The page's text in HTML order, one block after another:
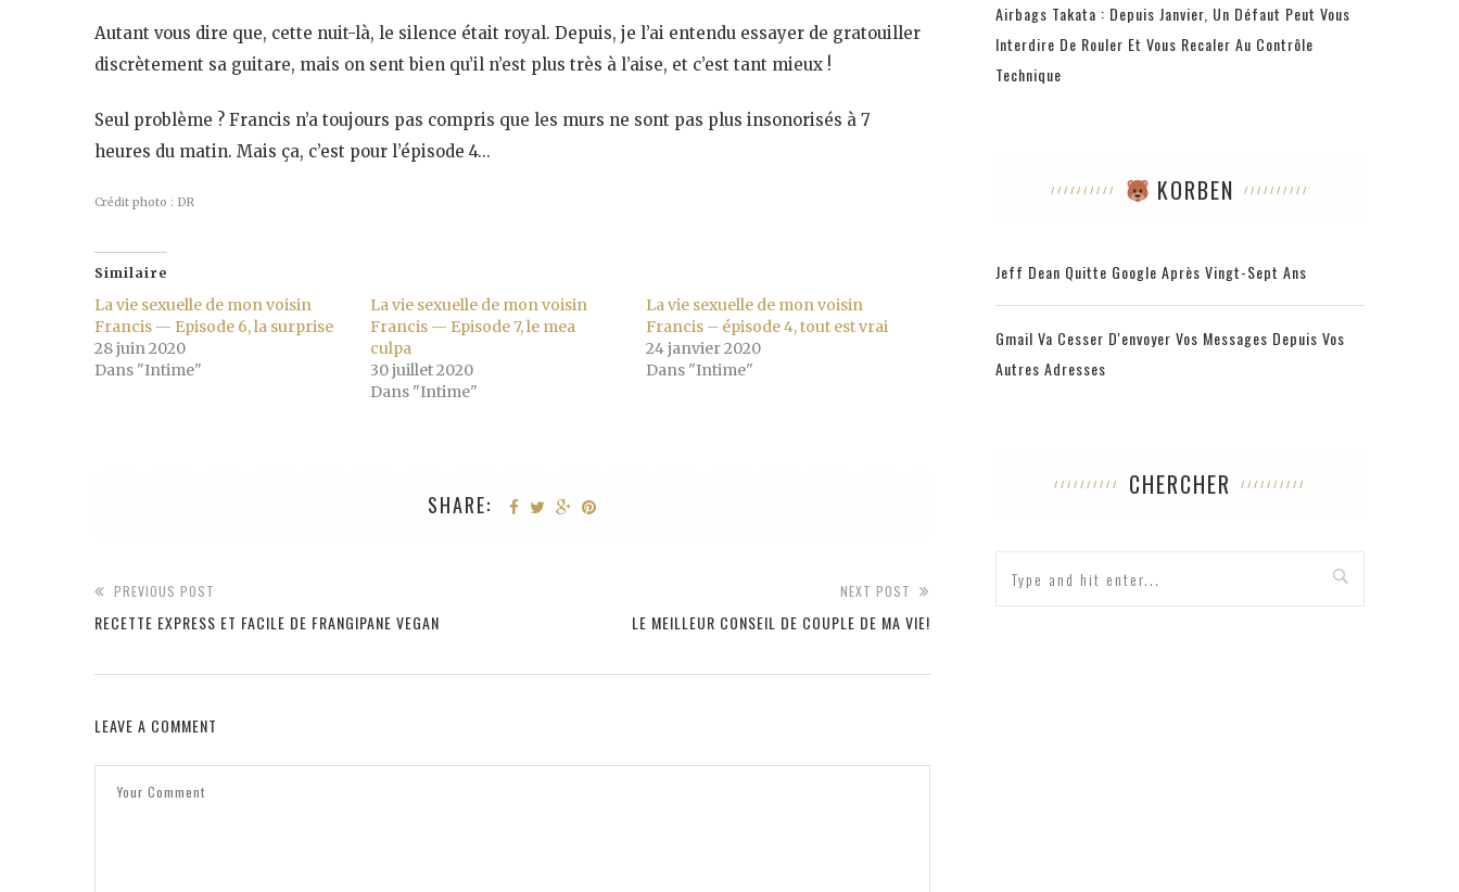
Autant vous dire que, cette nuit-là, le silence était royal. Depuis, je l’ai entendu essayer de gratouiller
discrètement sa guitare, mais on sent bien qu’il n’est plus très à l’aise, et c’est tant mieux !
Seul problème ? Francis n’a toujours pas compris que les murs ne sont pas plus insonorisés à 7
heures du matin. Mais ça, c’est pour l’épisode 4…
Crédit photo : DR
Similaire
La vie sexuelle de mon voisin
Francis — Episode 6, la surprise
28 juin 2020
Dans "Intime"
La vie sexuelle de mon voisin
Francis — Episode 7, le mea
culpa
30 juillet 2020
Dans "Intime"
La vie sexuelle de mon voisin
Francis – épisode 4, tout est vrai
24 janvier 2020
Dans "Intime"
SHARE:
PREVIOUS POST
RECETTE EXPRESS ET FACILE DE FRANGIPANE VEGAN
NEXT POST
LE MEILLEUR CONSEIL DE COUPLE DE MA VIE!
LEAVE A COMMENT
Airbags Takata : Depuis Janvier, Un Défaut Peut Vous
Interdire De Rouler Et Vous Recaler Au Contrôle
Technique
KORBEN
Jeff Dean Quitte Google Après Vingt-Sept Ans
Gmail Va Cesser D'envoyer Vos Messages Depuis Vos
Autres Adresses
CHERCHER